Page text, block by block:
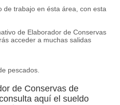
de trabajo en ésta área, con esta
de Elaborador de Conservas
acceder a muchas salidas
pescados.
de Conservas de
aquí el sueldo